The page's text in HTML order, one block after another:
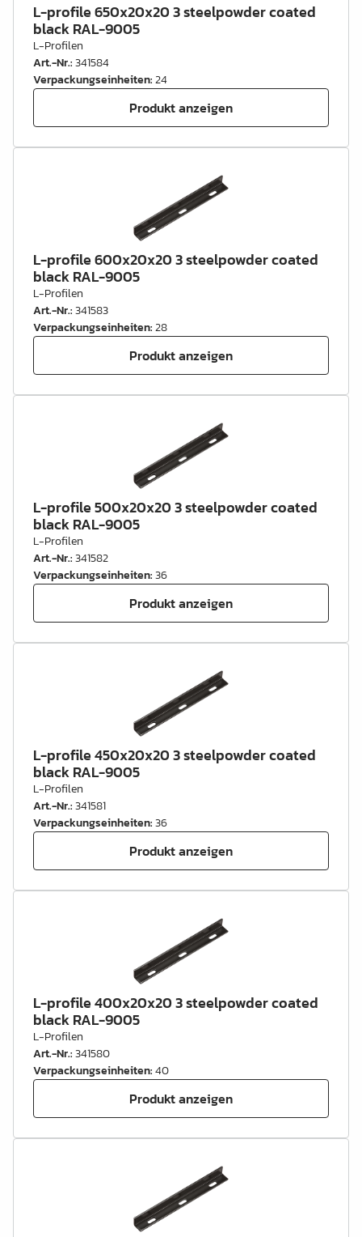
L-profile 650x20x20 3 steelpowder coated
black RAL-9005
L-Profilen
Art.-Nr.:341584
Verpackungseinheiten:24
Produkt anzeigen
L-profile 600x20x20 3 steelpowder coated
black RAL-9005
L-Profilen
Art.-Nr.:341583
Verpackungseinheiten:28
Produkt anzeigen
L-profile 500x20x20 3 steelpowder coated
black RAL-9005
L-Profilen
Art.-Nr.:341582
Verpackungseinheiten:36
Produkt anzeigen
L-profile 450x20x20 3 steelpowder coated
black RAL-9005
L-Profilen
Art.-Nr.:341581
Verpackungseinheiten:36
Produkt anzeigen
L-profile 400x20x20 3 steelpowder coated
black RAL-9005
L-Profilen
Art.-Nr.:341580
Verpackungseinheiten:40
Produkt anzeigen